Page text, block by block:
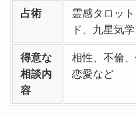
占術
霊感タロッ
ド、九星気
得意な
相談内
容
相性、不倫
恋愛など